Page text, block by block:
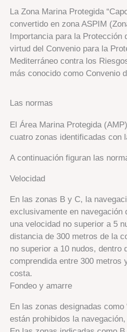
La Zona Marina Protegida
convertido en zona ASPIM
Importancia para la Protección
virtud del Convenio para la
Mediterráneo contra los
más conocido como Convenio
Las normas
El Área Marina Protegida
cuatro zonas identificadas con
A continuación figuran las
Velocidad
En las zonas B y C, la
exclusivamente en navegación
una velocidad no superior a 5
distancia de 300 metros de la
no superior a 10 nudos, dentro
comprendida entre 300 metros
costa.
Fondeo y amarre
En las zonas designadas como
están prohibidos la